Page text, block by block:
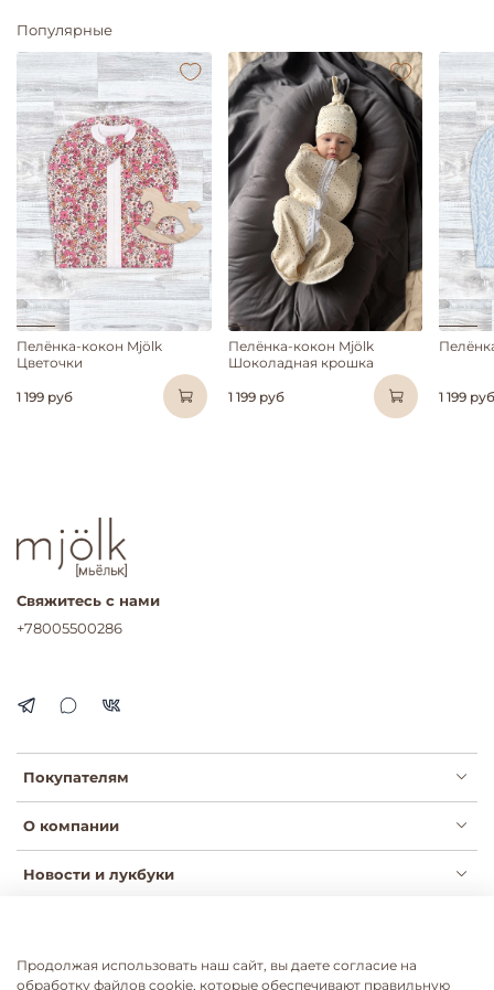
Популярные
Пелёнка-кокон Mjölk
Цветочки
1 199 руб
Пелёнка-кокон Mjölk
Шоколадная крошка
1 199 руб 1 199 руб
Покупателям
О компании
Новости и лукбуки
Свяжитесь с нами
+78005500286
Публичная оферта Политика конфиденциальности
Продолжая использовать наш сайт, вы даете согласие на
обработку файлов cookie, которые обеспечивают правильную